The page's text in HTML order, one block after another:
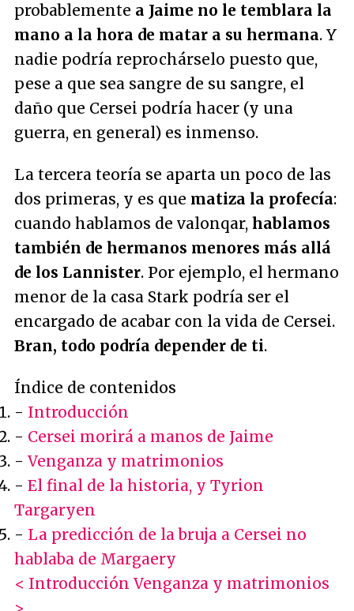
probablemente a Jaime no le temblara la
mano a la hora de matar a su hermana. Y
nadie podría reprochárselo puesto que,
pese a que sea sangre de su sangre, el
daño que Cersei podría hacer (y una
guerra, en general) es inmenso.
La tercera teoría se aparta un poco de las
dos primeras, y es que matiza la profecía:
cuando hablamos de valonqar, hablamos
también de hermanos menores más allá
de los Lannister. Por ejemplo, el hermano
menor de la casa Stark podría ser el
encargado de acabar con la vida de Cersei.
Bran, todo podría depender de ti.
Índice de contenidos
- Introducción
- Cersei morirá a manos de Jaime
- Venganza y matrimonios
- El final de la historia, y Tyrion
Targaryen
- La predicción de la bruja a Cersei no
hablaba de Margaery
< Introducción Venganza y matrimonios